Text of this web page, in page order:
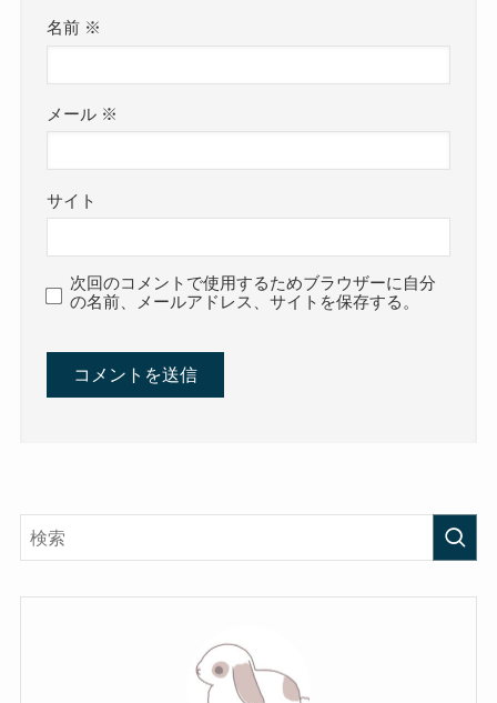
名前 ※
メール ※
サイト
次回のコメントで使用するためブラウザーに自分
の名前、メールアドレス、サイトを保存する。